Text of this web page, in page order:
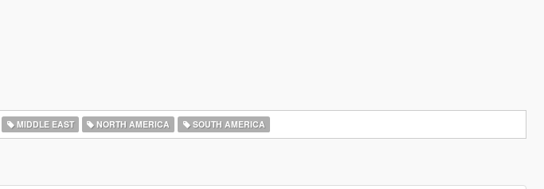
MIDDLE EAST NORTH AMERICA SOUTH AMERICA